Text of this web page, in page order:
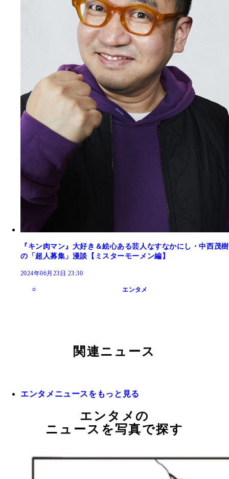
『キン肉マン』大好き＆絵心ある芸人なすなかにし・中西茂樹
の「超人募集」漫談【ミスターモーメン編】
2024年06月23日 23:30
エンタメ
関連ニュース
エンタメニュースをもっと見る
エンタメの
ニュースを写真で探す